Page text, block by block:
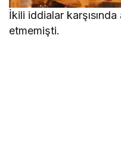
İkili iddialar
etmemişti.